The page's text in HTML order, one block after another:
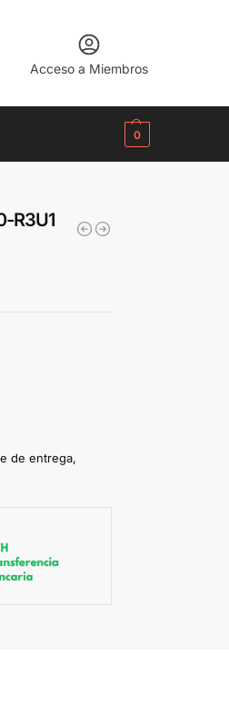
Acceso a Miembros
0
R3U1
de entrega,